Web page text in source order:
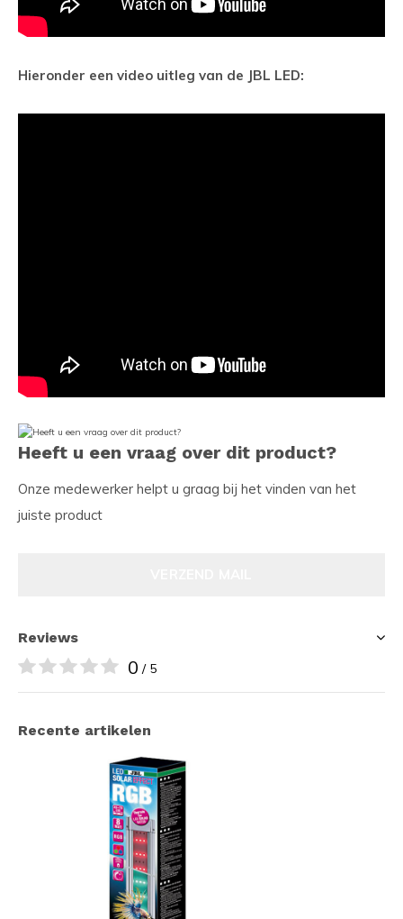
Hieronder een video uitleg van de JBL LED:
Heeft u een vraag over dit product?
Onze medewerker helpt u graag bij het vinden van het
juiste product
Reviews
0 / 5
Recente artikelen